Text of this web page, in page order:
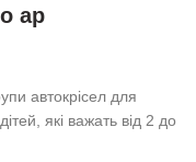
ap
автокрісел для
які важать від 2 до